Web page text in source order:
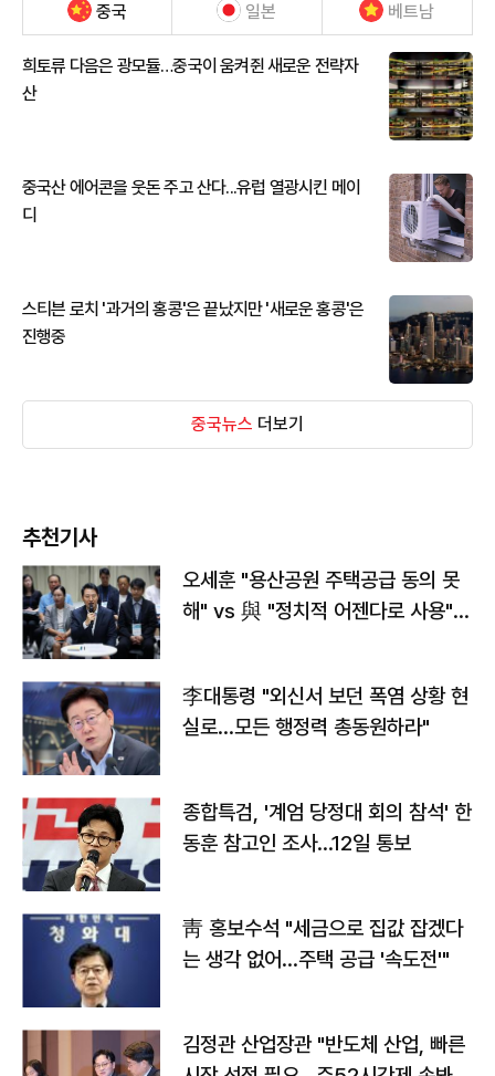
중국 일본 베트남
희토류 다음은 광모듈…중국이 움켜쥔 새로운 전략자
산
중국산 에어콘을 웃돈 주고 산다...유럽 열광시킨 메이
디
스티븐 로치 '과거의 홍콩'은 끝났지만 '새로운 홍콩'은
진행중
중국뉴스 더보기
추천기사
오세훈 "용산공원 주택공급 동의 못
해" vs 與 "정치적 어젠다로 사용"
李대통령 "외신서 보던 폭염 상황 현
실로…모든 행정력 총동원하라"
종합특검, '계엄 당정대 회의 참석' 한
동훈 참고인 조사...12일 통보
靑 홍보수석 "세금으로 집값 잡겠다
는 생각 없어…주택 공급 '속도전'"
김정관 산업장관 "반도체 산업, 빠른